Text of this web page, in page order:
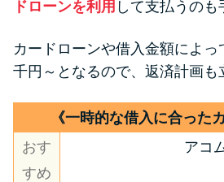
ードローン
ドローンを利用 して支払うのも
カードローンや借入金額によ
千円～となるので、返済計画も
《一時的な借入に合った
おす
すめ
アコ